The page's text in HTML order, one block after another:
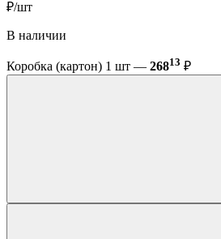
₽/шт
В наличии
Коробка (картон) 1 шт — 26813 ₽